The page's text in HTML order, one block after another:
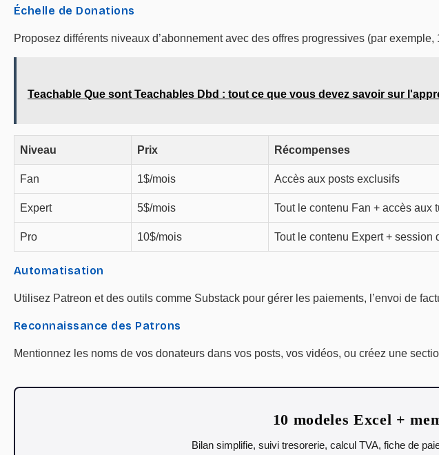
Échelle de Donations
Proposez différents niveaux d’abonnement avec des offres progressives (par
Teachable Que sont Teachables Dbd : tout ce que vous devez savoir sur
Niveau Prix Récompenses
Fan 1$/mois Accès aux posts exclusifs
Expert 5$/mois Tout le contenu Fan + accès aux
Pro 10$/mois Tout le contenu Expert + session
Automatisation
Utilisez Patreon et des outils comme Substack pour gérer les paiements, l’envoi de
Reconnaissance des Patrons
Mentionnez les noms de vos donateurs dans vos posts, vos vidéos, ou créez une
10 modeles Excel +
Bilan simplifie, suivi tresorerie, calcul TVA, fiche de